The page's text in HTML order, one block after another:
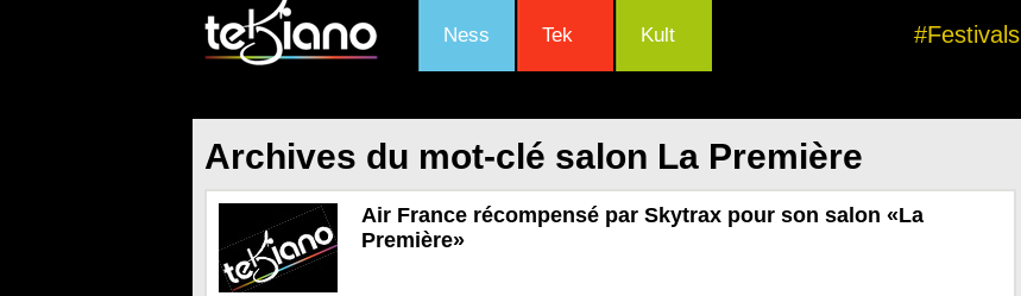
Ness Tek Kult #Festivals
Archives du mot-clé salon La Première
Air France récompensé par Skytrax pour son salon «La
Première»